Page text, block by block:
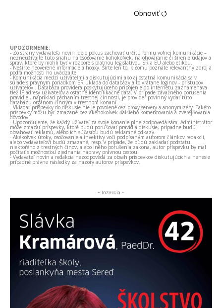
Obnoviť ⭯
UPOZORNENIE:
- Zo strany vydavateľa novín ide o pokus zachovať určitú formu voľnej komunikácie –
nezneužívajte túto snahu na osočovanie kohokoľvek, na ohováranie či šírenie údajov a
správ, ktoré by mohli byť v rozpore s platnou legislatívou SR a EÚ alebo etikou.
- Nešírte neoverené informácie a hoaxy. Šírte len to, k čomu poznáte relevantný zdroj a
podľa možnosti ho uvádzajte.
- Komunikácia medzi užívateľmi a diskutujúcimi ako aj ostatná komunikácia sa v
súlade s právnym poriadkom SR ukladá do databázy a to vrátane loginov - prístupov
užívateľov . Databáza providera poskytujúceho pripojenie do internetu zaznamenáva
tiež IP adresy užívateľov a ostatné identifikačné dáta. V prípade závažného porušenia
pravidiel, napríklad páchaním trestnej činnosti, je provider povinný vydať túto
databázu orgánom činným v trestnom konaní.
- Vkladať príspevky do diskusie nie je povolené cez proxy servery a anonymizéry. Takéto
príspevky môžu byť zmazané bez akéhokoľvek ďalšieho komentovania a zverejňovania
dôvodov.
- Upozorňujeme, že každý užívateľ za svoje konanie plne zodpovedá sám. Administrátor
môže zmazať príspevky, ktoré budú porušovať pravidlá diskusie, prípadne budú
obsahovať reklamu, alebo ich súčasťou budú reklamné odkazy.
- Akékoľvek útoky, osočovanie a invektívy voči podpísaným autorom článkov redakcii,
alebo vydavateľovi budú zmazané, resp. v prípade, že budú zakladať podstatu
niektorého z trestných činov, alebo iného porušenia zákona, autor príspevku by mal
počítať s možnosťou zjednania nápravy právnou cestou.
- Vydavateľ novín a redakcia nezodpovedá za obsah príspevkov diskutujúcich a nenesie
prípadné právne následky za názory autorov príspevkov.
- Inzercia -